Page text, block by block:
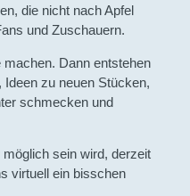
die nicht nach Apfel
und Zuschauern.
Dann entstehen
zu neuen Stücken,
schmecken und
sein wird, derzeit
virtuell ein bisschen